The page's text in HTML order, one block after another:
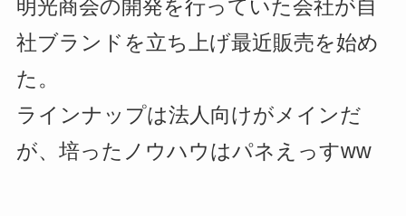
明光商会の開発を行っていた会社が自
社ブランドを立ち上げ最近販売を始め
た。
ラインナップは法人向けがメインだ
が、培ったノウハウはパネえっすww